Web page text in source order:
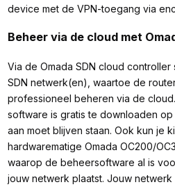
device met de VPN-toegang via
Beheer via de cloud met
Via de Omada SDN cloud
SDN netwerk(en), waartoe de
professioneel beheren via de
software is gratis te downloaden
aan moet blijven staan. Ook kun je
hardwarematige Omada OC200/
waarop de beheersoftware al is
jouw netwerk plaatst. Jouw